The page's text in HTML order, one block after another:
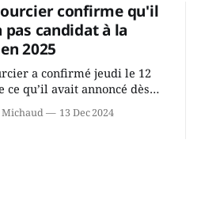
confirme qu'il
pas candidat à la
2025
a confirmé jeudi le 12
ce qu’il avait annoncé dès
sollicitera pas de deuxième
de maire de Saint-
Michaud 13 Dec 2024